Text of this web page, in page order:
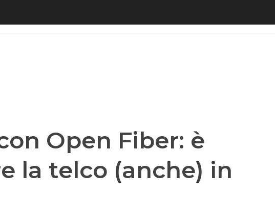
Open Fiber: è
la telco (anche) in